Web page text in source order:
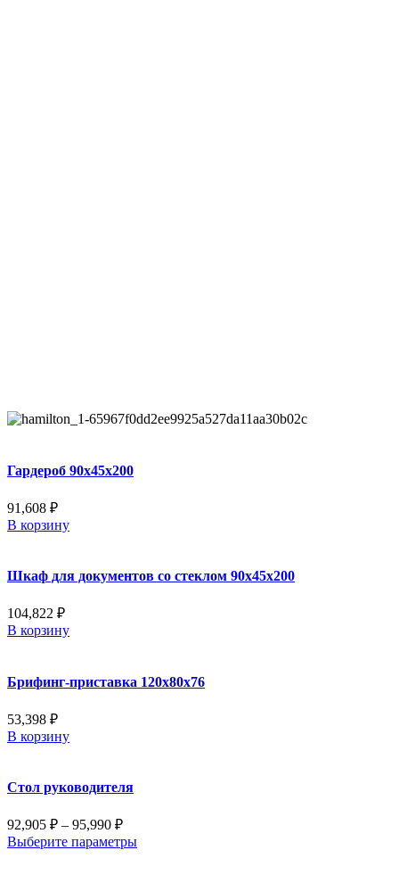
Гардероб 90x45x200
91,608 ₽
В корзину
Шкаф для документов со стеклом 90x45x200
104,822 ₽
В корзину
Брифинг-приставка 120x80x76
53,398 ₽
В корзину
Стол руководителя
92,905 ₽ – 95,990 ₽
Выберите параметры